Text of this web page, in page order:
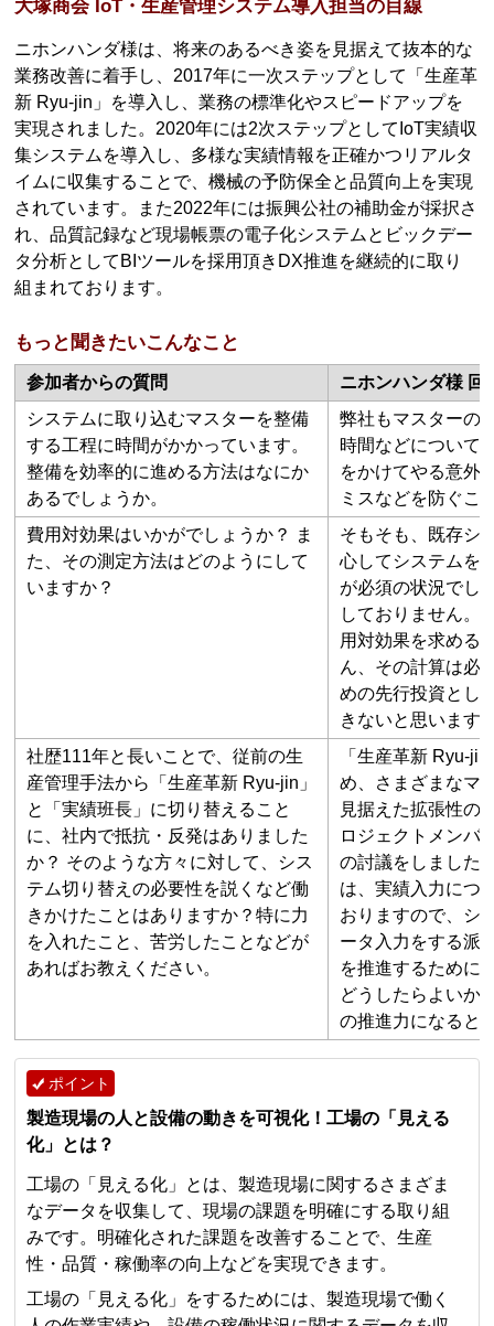
大塚商会 IoT・生産管理システム導入担当の目線
ニホンハンダ様は、将来のあるべき姿を見据えて抜本的な
業務改善に着手し、2017年に一次ステップとして「生産革
新 Ryu-jin」を導入し、業務の標準化やスピードアップを
実現されました。2020年には2次ステップとしてIoT実績収
集システムを導入し、多様な実績情報を正確かつリアルタ
イムに収集することで、機械の予防保全と品質向上を実現
されています。また2022年には振興公社の補助金が採択さ
れ、品質記録など現場帳票の電子化システムとビックデー
タ分析としてBIツールを採用頂きDX推進を継続的に取り
組まれております。
もっと聞きたいこんなこと
参加者からの質問
ニホンハンダ様 回
システムに取り込むマスターを整備
する工程に時間がかかっています。
整備を効率的に進める方法はなにか
あるでしょうか。
弊社もマスターの
時間などについて
をかけてやる意外
ミスなどを防ぐこ
費用対効果はいかがでしょうか？ ま
た、その測定方法はどのようにして
いますか？
そもそも、既存シ
心してシステムを
が必須の状況でし
しておりません。
用対効果を求める
ん、その計算は必
めの先行投資とし
きないと思います
社歴111年と長いことで、従前の生
産管理手法から「生産革新 Ryu-jin」
と「実績班長」に切り替えること
に、社内で抵抗・反発はありました
か？ そのような方々に対して、シス
テム切り替えの必要性を説くなど働
きかけたことはありますか？特に力
を入れたこと、苦労したことなどが
あればお教えください。
「生産革新 Ryu-
め、さまざまなマ
見据えた拡張性の
ロジェクトメンバ
の討議をしました
は、実績入力につ
おりますので、シ
ータ入力をする派
を推進するために
どうしたらよいか
の推進力になると
ポイント
製造現場の人と設備の動きを可視化！工場の「見える
化」とは？
工場の「見える化」とは、製造現場に関するさまざま
なデータを収集して、現場の課題を明確にする取り組
みです。明確化された課題を改善することで、生産
性・品質・稼働率の向上などを実現できます。
工場の「見える化」をするためには、製造現場で働く